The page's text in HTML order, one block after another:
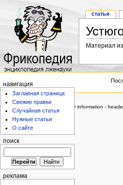
Материал
статья
навигация
Заглавная страница
Свежие правки
Случайная статья
Нужные статьи
О сайте
поиск
реклама
: Cannot modify header information -